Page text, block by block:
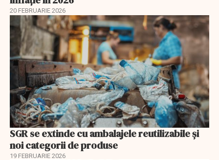
20 FEBRUARIE 2026
SGR se extinde cu ambalajele reutilizabile și
noi categorii de produse
19 FEBRUARIE 2026